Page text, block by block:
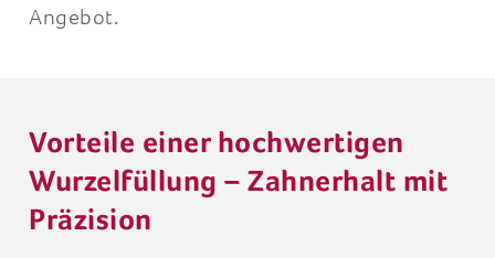
Angebot.
Vorteile einer hochwertigen
Wurzelfüllung – Zahnerhalt mit
Präzision